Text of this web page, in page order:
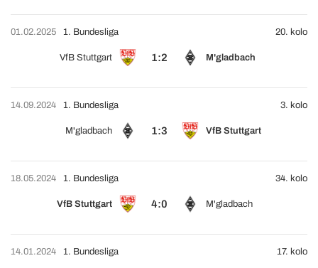
01.02.2025
VfB Stuttgart 1:2 M'gladbach
1. Bundesliga 20. kolo
14.09.2024
M'gladbach 1:3 VfB Stuttgart
1. Bundesliga 3. kolo
18.05.2024
VfB Stuttgart 4:0 M'gladbach
1. Bundesliga 34. kolo
14.01.2024 1. Bundesliga 17. kolo